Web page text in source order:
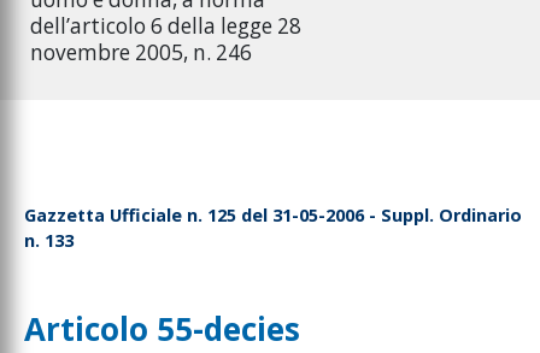
dell’articolo 6 della legge 28
novembre 2005, n. 246
Gazzetta Ufficiale n. 125 del 31-05-2006 - Suppl. Ordinario
n. 133
Articolo 55-decies